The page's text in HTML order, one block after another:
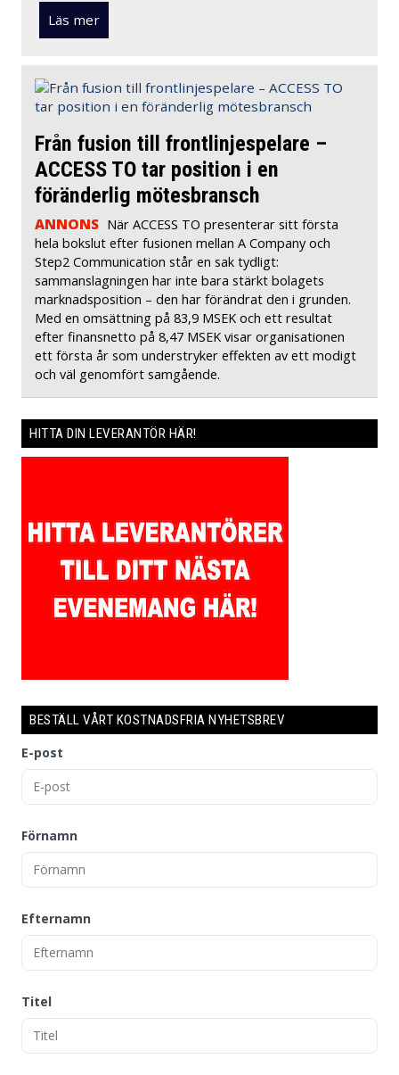
Läs mer
Från fusion till frontlinjespelare –
ACCESS TO tar position i en
föränderlig mötesbransch
ANNONS När ACCESS TO presenterar sitt första
hela bokslut efter fusionen mellan A Company och
Step2 Communication står en sak tydligt:
sammanslagningen har inte bara stärkt bolagets
marknadsposition – den har förändrat den i grunden.
Med en omsättning på 83,9 MSEK och ett resultat
efter finansnetto på 8,47 MSEK visar organisationen
ett första år som understryker effekten av ett modigt
och väl genomfört samgående.
HITTA DIN LEVERANTÖR HÄR!
BESTÄLL VÅRT KOSTNADSFRIA NYHETSBREV
E-post
Förnamn
Efternamn
Titel